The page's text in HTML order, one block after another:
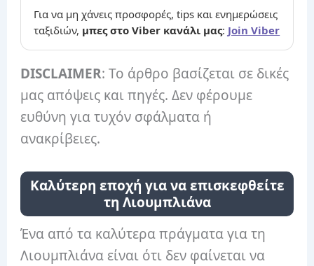
Για να μη χάνεις προσφορές, tips και ενημερώσεις
ταξιδιών, μπες στο Viber κανάλι μας: Join Viber
DISCLAIMER: Το άρθρο βασίζεται σε δικές
μας απόψεις και πηγές. Δεν φέρουμε
ευθύνη για τυχόν σφάλματα ή
ανακρίβειες.
Καλύτερη εποχή για να επισκεφθείτε
τη Λιουμπλιάνα
Ένα από τα καλύτερα πράγματα για τη
Λιουμπλιάνα είναι ότι δεν φαίνεται να